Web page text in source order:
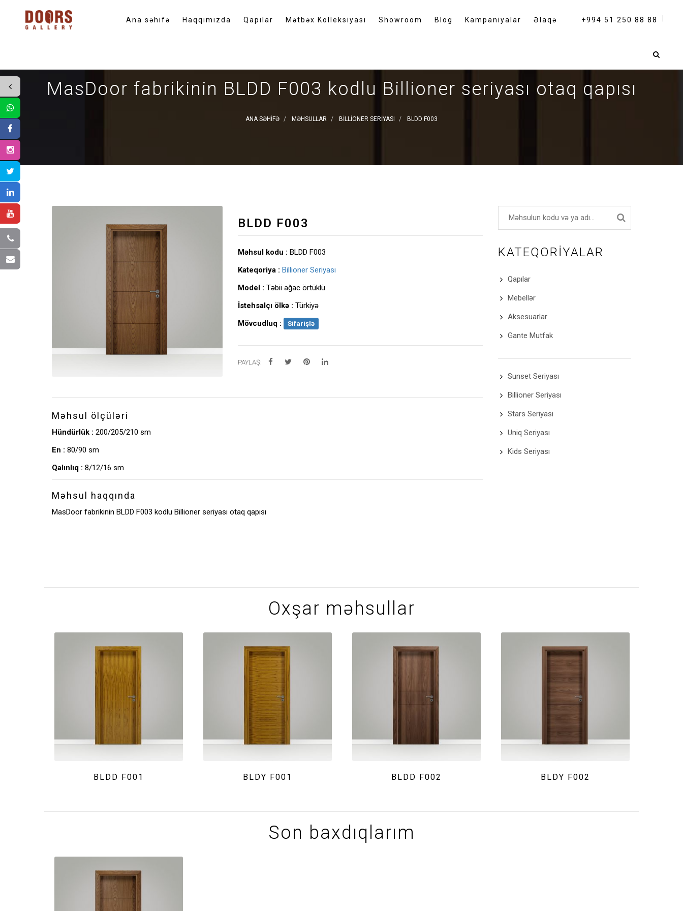
Ana səhifə Haqqımızda Qapılar Mətbəx Kolleksiyası Showroom Blog Kampaniyalar Əlaqə +994 51 250 88 88
MasDoor fabrikinin BLDD F003 kodlu Billioner seriyası otaq qapısı
ANA SƏHIFƏ MƏHSULLAR BILLIONER SERIYASI BLDD F003
BLDD F003
Məhsul kodu : BLDD F003
Kateqoriya : Billioner Seriyası
Model : Təbii ağac örtüklü
İstehsalçı ölkə : Türkiyə
Mövcudluq :
Sifarişlə
PAYLAŞ:
Məhsul ölçüləri
Hündürlük : 200/205/210 sm
En : 80/90 sm
Qalınlıq : 8/12/16 sm
Məhsul haqqında
MasDoor fabrikinin BLDD F003 kodlu Billioner seriyası otaq qapısı
KATEQORIYALAR
Qapılar
Mebellər
Aksesuarlar
Gante Mutfak
Sunset Seriyası
Billioner Seriyası
Stars Seriyası
Uniq Seriyası
Kids Seriyası
Oxşar məhsullar
BLDD F001 BLDY F001 BLDD F002 BLDY F002
Son baxdıqlarım